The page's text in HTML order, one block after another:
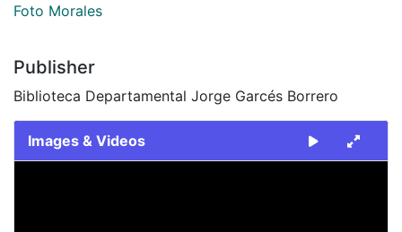
Foto Morales
Publisher
Biblioteca Departamental Jorge Garcés Borrero
Images & Videos